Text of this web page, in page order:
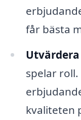
får bästa
spelar
kvaliteten